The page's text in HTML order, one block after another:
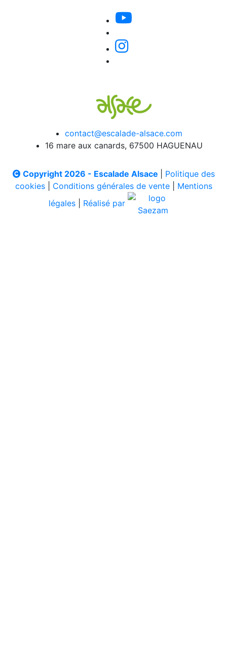
contact@escalade-alsace.com
16 mare aux canards, 67500 HAGUENAU
Copyright 2026 - Escalade Alsace
Politique des
cookies| Conditions générales de vente| Mentions
légales
Réalisé par